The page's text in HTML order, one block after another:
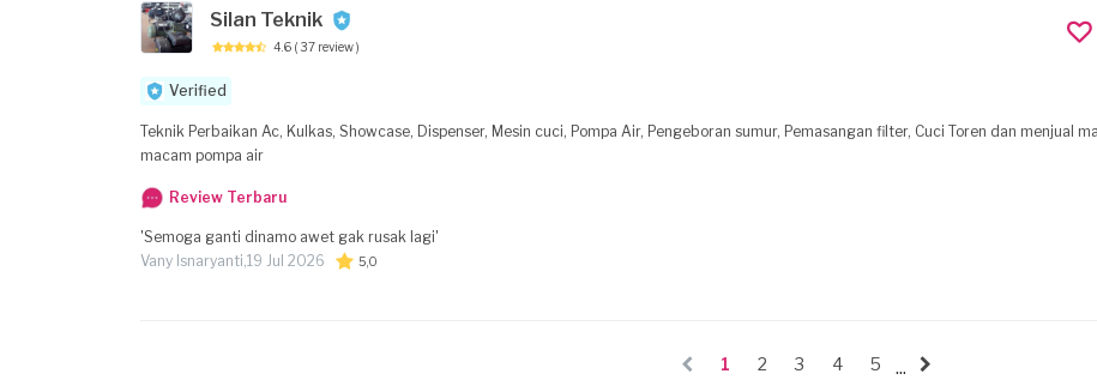
Silan Teknik
4.6 ( 37 review )
Verified
Teknik Perbaikan Ac, Kulkas, Showcase, Dispenser, Mesin cuci, Pompa Air, Pengeboran sumur, Pemasangan filter, Cuci Toren dan menjual
macam pompa air
Review Terbaru
'Semoga ganti dinamo awet gak rusak lagi'
Vany Isnaryanti,19 Jul 2026 5,0
1 2 3 4 5 ...